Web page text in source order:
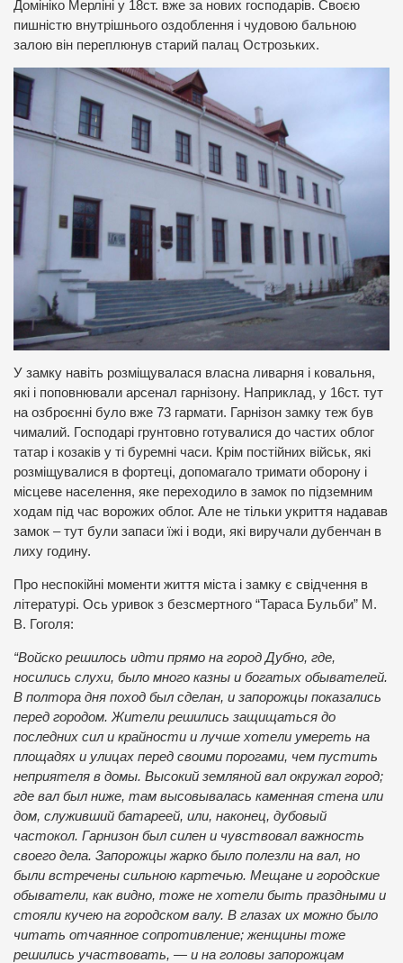
Домініко Мерліні у 18ст. вже за нових господарів. Своєю
пишністю внутрішнього оздоблення і чудовою бальною
залою він переплюнув старий палац Острозьких.
У замку навіть розміщувалася власна ливарня і ковальня,
які і поповнювали арсенал гарнізону. Наприклад, у 16ст. тут
на озброєнні було вже 73 гармати. Гарнізон замку теж був
чималий. Господарі грунтовно готувалися до частих облог
татар і козаків у ті буремні часи. Крім постійних військ, які
розміщувалися в фортеці, допомагало тримати оборону і
місцеве населення, яке переходило в замок по підземним
ходам під час ворожих облог. Але не тільки укриття надавав
замок – тут були запаси їжі і води, які виручали дубенчан в
лиху годину.
Про неспокійні моменти життя міста і замку є свідчення в
літературі. Ось уривок з безсмертного “Тараса Бульби” М.
В. Гоголя:
“Войско решилось идти прямо на город Дубно, где,
носились слухи, было много казны и богатых обывателей.
В полтора дня поход был сделан, и запорожцы показались
перед городом. Жители решились защищаться до
последних сил и крайности и лучше хотели умереть на
площадях и улицах перед своими порогами, чем пустить
неприятеля в домы. Высокий земляной вал окружал город;
где вал был ниже, там высовывалась каменная стена или
дом, служивший батареей, или, наконец, дубовый
частокол. Гарнизон был силен и чувствовал важность
своего дела. Запорожцы жарко было полезли на вал, но
были встречены сильною картечью. Мещане и городские
обыватели, как видно, тоже не хотели быть праздными и
стояли кучею на городском валу. В глазах их можно было
читать отчаянное сопротивление; женщины тоже
решились участвовать, — и на головы запорожцам